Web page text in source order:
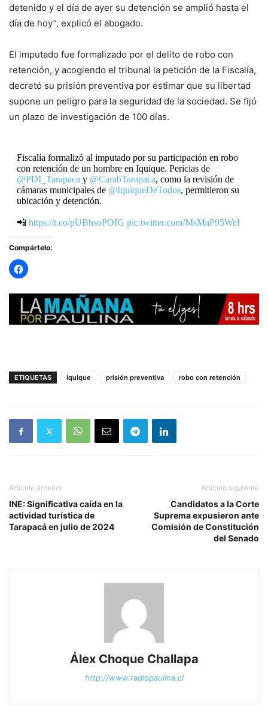
detenido y el día de ayer su detención se amplió hasta el
día de hoy”, explicó el abogado.
El imputado fue formalizado por el delito de robo con
retención, y acogiendo el tribunal la petición de la Fiscalía,
decretó su prisión preventiva por estimar que su libertad
supone un peligro para la seguridad de la sociedad. Se fijó
un plazo de investigación de 100 días.
Fiscalía formalizó al imputado por su participación en robo
con retención de un hombre en Iquique. Pericias de
@PDI_Tarapaca y @CarabTarapaca, como la revisión de
cámaras municipales de @IquiqueDeTodos, permitieron su
ubicación y detención.
📲 https://t.co/pUBhsoPOIG pic.twitter.com/MsMaP95WeI
— Fiscalía Tarapacá (@FiscaliaIRegion)
2024
Compártelo:
ETIQUETAS Iquique prisión preventiva robo con retención
Artículo anterior
INE: Significativa caída en la
actividad turística de
Tarapacá en julio de 2024
Artículo siguiente
Candidatos a la Corte
Suprema expusieron ante
Comisión de Constitución
del Senado
Álex Choque Challapa
http://www.radiopaulina.cl